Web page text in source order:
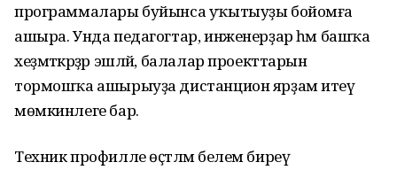
программалары буйынса уҡытыуҙы бойомға
ашыра. Унда педагогтар, инженерҙар һәм башҡа
хеҙмәткәрҙәр эшләй, балалар проекттарын
тормошҡа ашырыуҙа дистанцион ярҙам итеү
мөмкинлеге бар.
Техник профилле өҫтәлмә белем биреү